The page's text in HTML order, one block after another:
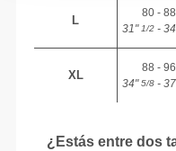
L
80 - 88
31"1/2 -
XL
88 - 96
34"5/8 -
¿Estás entre dos